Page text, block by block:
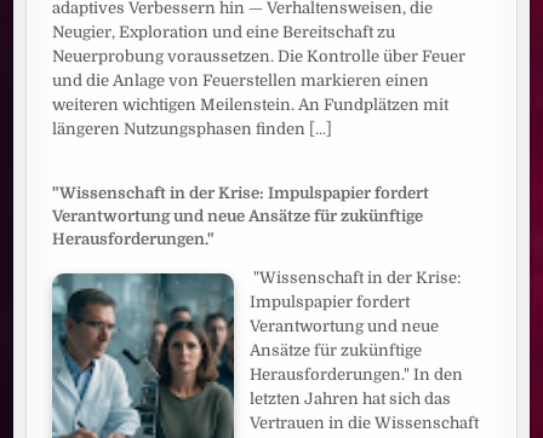
adaptives Verbessern hin — Verhaltensweisen, die
Neugier, Exploration und eine Bereitschaft zu
Neuerprobung voraussetzen. Die Kontrolle über Feuer
und die Anlage von Feuerstellen markieren einen
weiteren wichtigen Meilenstein. An Fundplätzen mit
längeren Nutzungsphasen finden [...]
"Wissenschaft in der Krise: Impulspapier fordert
Verantwortung und neue Ansätze für zukünftige
Herausforderungen."
"Wissenschaft in der Krise:
Impulspapier fordert
Verantwortung und neue
Ansätze für zukünftige
Herausforderungen." In den
letzten Jahren hat sich das
Vertrauen in die Wissenschaft